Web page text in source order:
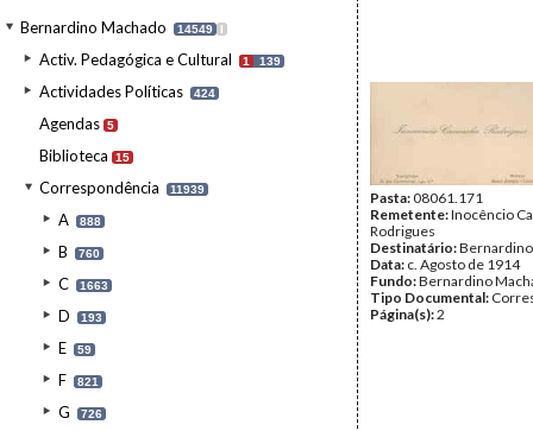
Bernardino Machado 14549 I
Activ. Pedagógica e Cultural 1 139
Actividades Políticas 424
Agendas 5
Biblioteca 15
Correspondência 11939
A 888
B 760
C 1663
D 193
E 59
F 821
G 726
Pasta:08061.171
Remetente:Inocêncio
Rodrigues
Destinatário:
Data: c. Agosto de 1914
Fundo:Bernardino
Tipo Documental:
Página(s):2